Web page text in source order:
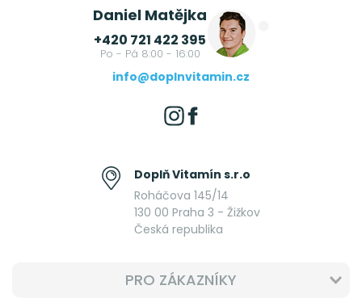
Daniel Matějka
+420 721 422 395
Po - Pá 8:00 - 16:00
info@doplnvitamin.cz
Doplň Vitamín s.r.o
Roháčova 145/14
130 00 Praha 3 - Žižkov
Česká republika
PRO ZÁKAZNÍKY